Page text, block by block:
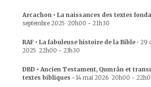
Arcachon • La naissances des textes
septembre 2025 20h00 - 21h30
RAF • La fabuleuse histoire de la Bible • 29
2025 22h00 - 23h30
DBD • Ancien Testament, Qumrân et
textes bibliques • 14 mai 2026 20h00 -